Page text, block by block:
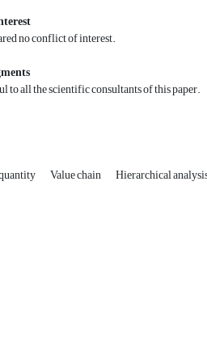
no conflict of interest.
to all the scientific consultants of this paper.
Value chain Hierarchical